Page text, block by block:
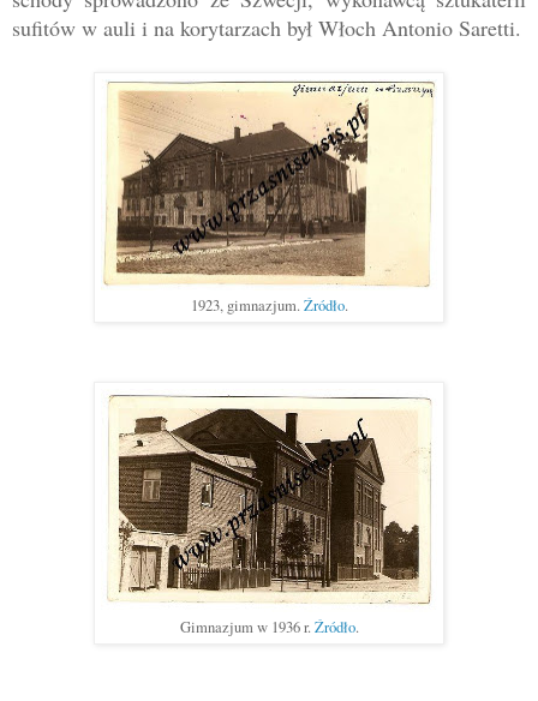
sufitów w auli i na korytarzach był Włoch Antonio Saretti.
1923, gimnazjum. Źródło.
Gimnazjum w 1936 r. Źródło.